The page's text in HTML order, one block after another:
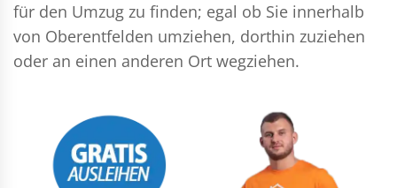
für den Umzug zu finden; egal ob Sie innerhalb
von Oberentfelden umziehen, dorthin zuziehen
oder an einen anderen Ort wegziehen.